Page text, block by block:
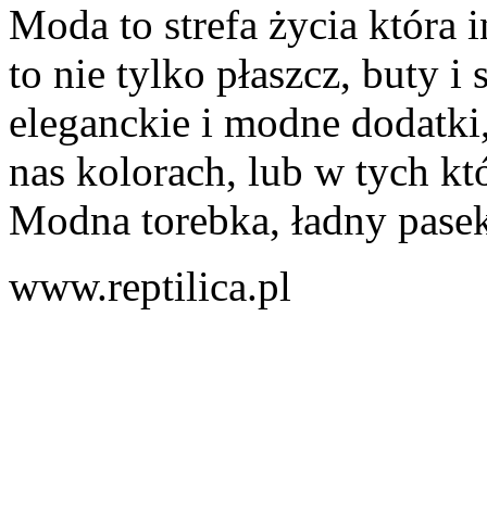
Moda to strefa życia która
to nie tylko płaszcz, buty i
eleganckie i modne
nas kolorach, lub w tych
Modna torebka, ładny
www.reptilica.pl